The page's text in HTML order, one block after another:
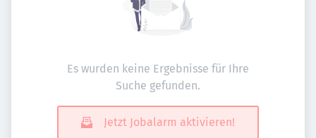
Es wurden keine Ergebnisse für Ihre
Suche gefunden.
Jetzt Jobalarm aktivieren!